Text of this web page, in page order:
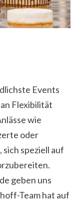
Events
Flexibilität
wie
oder
speziell auf
geben uns
Team hat auf